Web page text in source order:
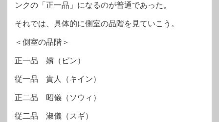
ンクの「正一品」になるのが普通であった。
それでは、具体的に側室の品階を見ていこう。
＜側室の品階＞
正一品 嬪（ピン）
従一品 貴人（キイン）
正二品 昭儀（ソウィ）
従二品 淑儀（スギ）